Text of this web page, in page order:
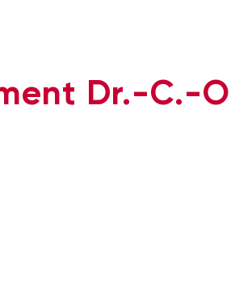
Dr.-C.-